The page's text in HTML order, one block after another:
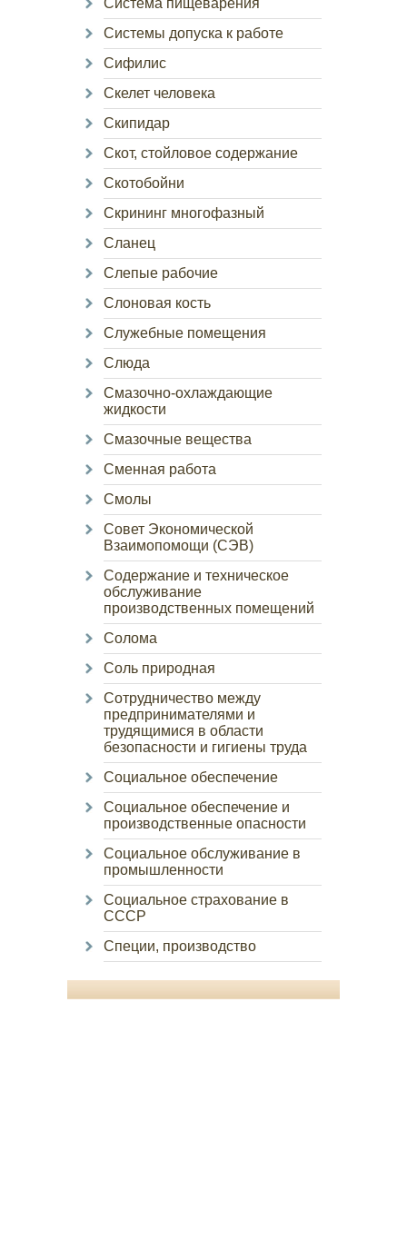
Система пищеварения
Системы допуска к работе
Сифилис
Скелет человека
Скипидар
Скот, стойловое содержание
Скотобойни
Скрининг многофазный
Сланец
Слепые рабочие
Слоновая кость
Служебные помещения
Слюда
Смазочно-охлаждающие
жидкости
Смазочные вещества
Сменная работа
Смолы
Совет Экономической
Взаимопомощи (СЭВ)
Содержание и техническое
обслуживание
производственных помещений
Солома
Соль природная
Сотрудничество между
предпринимателями и
трудящимися в области
безопасности и гигиены труда
Социальное обеспечение
Социальное обеспечение и
производственные опасности
Социальное обслуживание в
промышленности
Социальное страхование в
СССР
Специи, производство